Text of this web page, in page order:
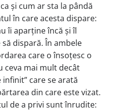
și cum ar sta la pândă
în care acesta dispare:
îi aparține încă și îl
dispară. În ambele
care o însoțesc o
ceva mai mult decât
care se arată
din care este vizat.
de a privi sunt înrudite: